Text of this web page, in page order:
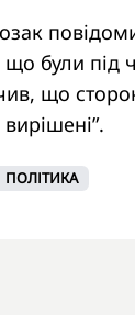
були під
що
ПОЛІТИКА